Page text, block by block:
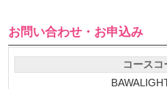
お問い合わせ・お申込み
コースコ